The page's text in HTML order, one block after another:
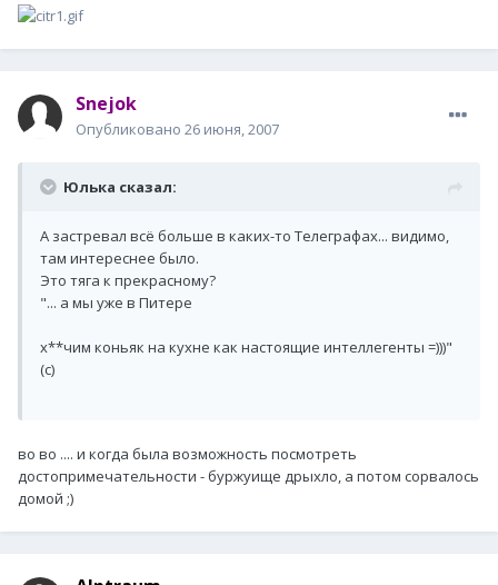
Snejok
Опубликовано 26 июня, 2007
Юлька сказал:
А застревал всё больше в каких-то Телеграфах... видимо,
там интереснее было.
Это тяга к прекрасному?
"... а мы уже в Питере
х**чим коньяк на кухне как настоящие интеллегенты =)))"
(с)
во во .... и когда была возможность посмотреть
достопримечательности - буржуище дрыхло, а потом сорвалось
домой ;)